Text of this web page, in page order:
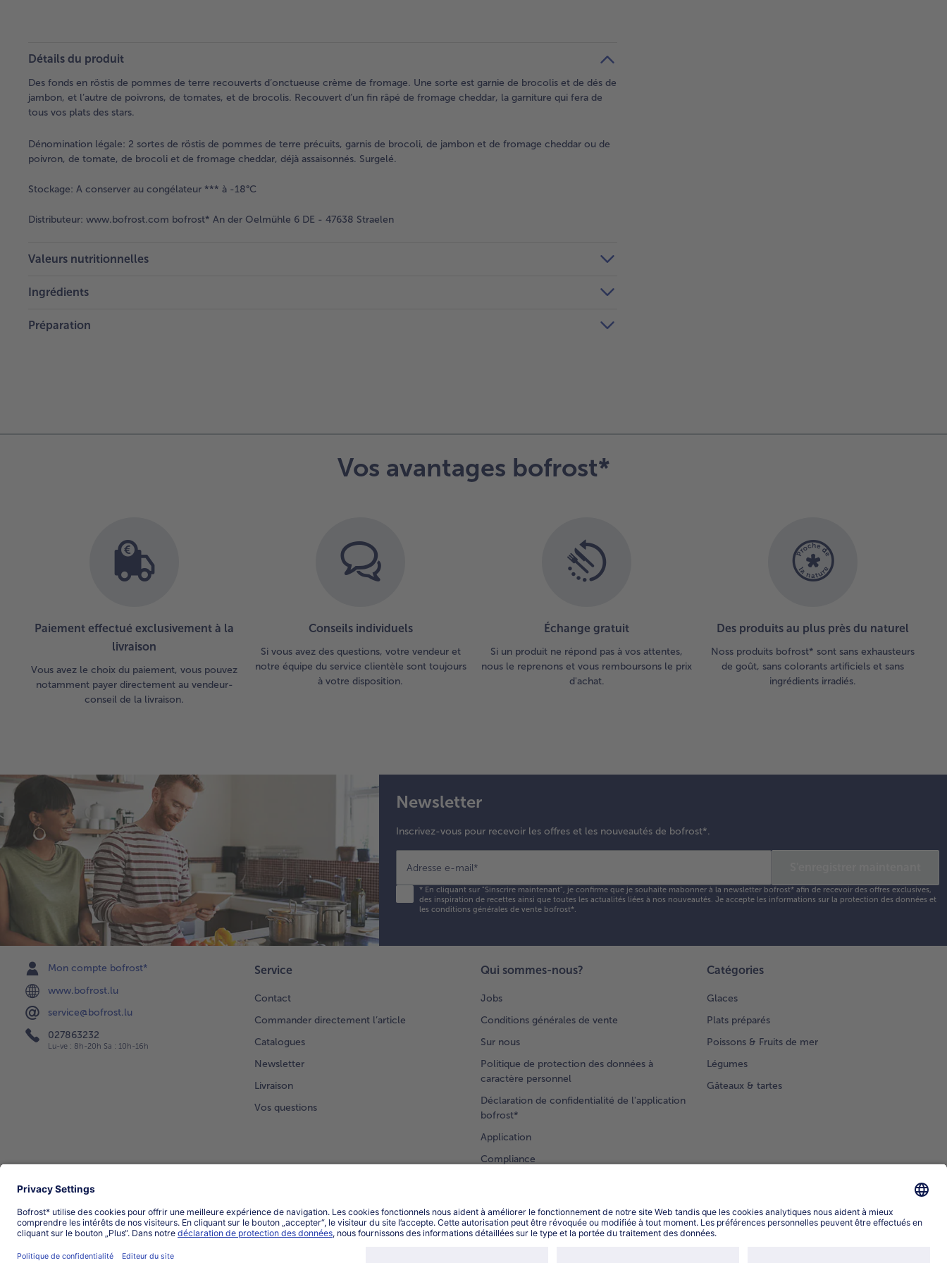
Détails du produit
Des fonds en röstis de pommes de terre recouverts d’onctueuse crème de fromage. Une sorte est garnie de brocolis et de dés de
jambon, et l’autre de poivrons, de tomates, et de brocolis. Recouvert d’un fin râpé de fromage cheddar, la garniture qui fera de
tous vos plats des stars.
Dénomination légale: 2 sortes de röstis de pommes de terre précuits, garnis de brocoli, de jambon et de fromage cheddar ou de
poivron, de tomate, de brocoli et de fromage cheddar, déjà assaisonnés. Surgelé.
Stockage: A conserver au congélateur *** à -18°C
Distributeur: www.bofrost.com bofrost* An der Oelmühle 6 DE - 47638 Straelen
Valeurs nutritionnelles
Ingrédients
Préparation
Vos avantages bofrost*
Paiement effectué exclusivement à la
livraison
Vous avez le choix du paiement, vous pouvez
notamment payer directement au vendeur-
conseil de la livraison.
Conseils individuels
Si vous avez des questions, votre vendeur et
notre équipe du service clientèle sont toujours
à votre disposition.
Échange gratuit
Si un produit ne répond pas à vos attentes,
nous le reprenons et vous remboursons le prix
d'achat.
Des produits au plus près du naturel
Noss produits bofrost* sont sans exhausteurs
de goût, sans colorants artificiels et sans
ingrédients irradiés.
Newsletter
Inscrivez-vous pour recevoir les offres et les nouveautés de bofrost*.
Adresse e-mail*
*En cliquant sur "Sinscrire maintenant", je confirme que je souhaite mabonner à la newsletter bofrost* afin de recevoir des offres exclusives,
des inspiration de recettes ainsi que toutes les actualités liées à nos nouveautés. Je accepte les informations sur la protection des données et
les conditions générales de vente bofrost*.
Mon compte bofrost*
www.bofrost.lu
service@bofrost.lu
027863232
Lu-ve : 8h-20h Sa : 10h-16h
Service
Contact
Commander directement l’article
Catalogues
Newsletter
Livraison
Vos questions
Qui sommes-nous?
Jobs
Conditions générales de vente
Sur nous
Politique de protection des données à
caractère personnel
Déclaration de confidentialité de l'application
bofrost*
Application
Compliance
Catégories
Glaces
Plats préparés
Poissons & Fruits de mer
Légumes
Gâteaux & tartes